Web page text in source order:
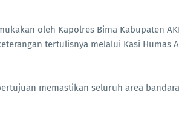
oleh Kapolres Bima Kabupaten
tertulisnya melalui Kasi Humas
memastikan seluruh area